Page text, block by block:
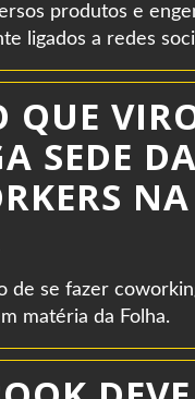
produtos e
ligados a redes
QUE
SEDE DA
de se fazer
matéria da Folha.